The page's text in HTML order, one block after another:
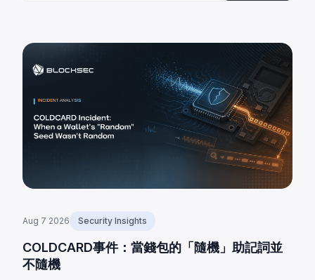
Aug 7 2026 Security Insights
COLDCARD事件：當錢包的「隨機」助記詞並
不隨機